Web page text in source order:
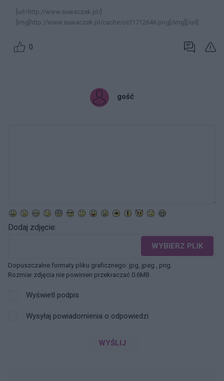
[url=http://www.suwaczek.pl/]
[img]http://www.suwaczek.pl/cache/ccf1712646.png[/img][/url]
0
gość
Dodaj zdjęcie:
WYBIERZ PLIK
Dopuszczalne formaty pliku graficznego: jpg, jpeg , png.
Rozmiar zdjęcia nie powinien przekraczać 0.6MB.
Wyświetl podpis
Wysyłaj powiadomienia o odpowiedzi
WYŚLIJ